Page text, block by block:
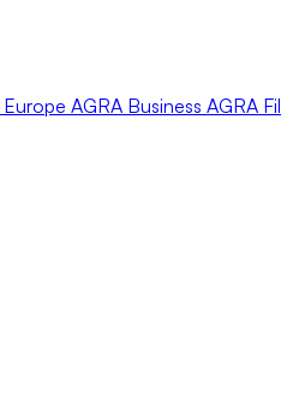
Europe AGRA Business AGRA Fil